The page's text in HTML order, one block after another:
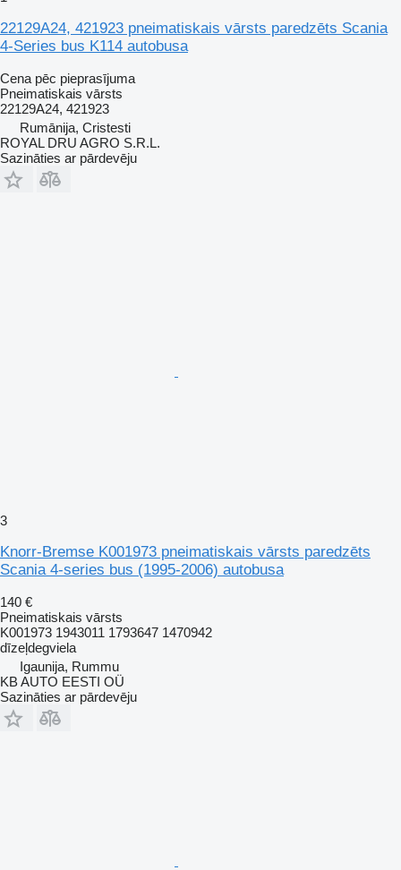
22129A24, 421923 pneimatiskais vārsts paredzēts Scania
4-Series bus K114 autobusa
Cena pēc pieprasījuma
Pneimatiskais vārsts
22129A24, 421923
Rumānija, Cristesti
ROYAL DRU AGRO S.R.L.
Sazināties ar pārdevēju
3
Knorr-Bremse K001973 pneimatiskais vārsts paredzēts
Scania 4-series bus (1995-2006) autobusa
140 €
Pneimatiskais vārsts
K001973 1943011 1793647 1470942
dīzeļdegviela
Igaunija, Rummu
KB AUTO EESTI OÜ
Sazināties ar pārdevēju